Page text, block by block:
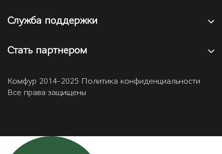
Служба поддержки
Стать партнером
Комфур 2014-2025 Политика конфиденциальности
Все права защищены